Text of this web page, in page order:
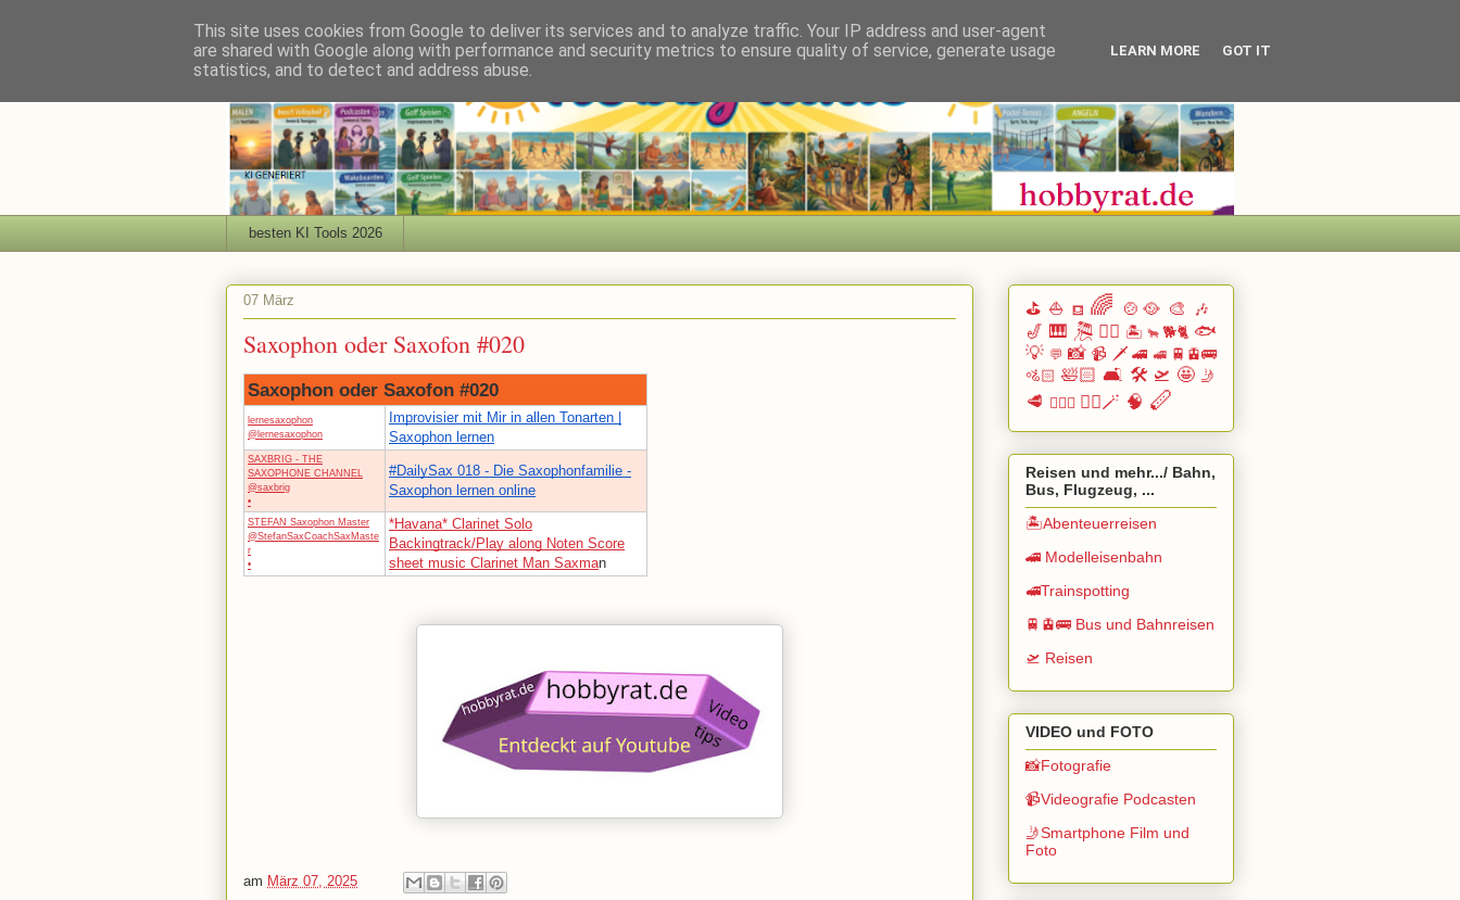
besten KI Tools 2026
07 März
Saxophon oder Saxofon #020
Saxophon oder Saxofon #020
lernesaxophon
@lernesaxophon
Improvisier mit Mir in allen Tonarten |
Saxophon lernen
SAXBRIG - THE
SAXOPHONE CHANNEL
@saxbrig
•
#DailySax 018 - Die Saxophonfamilie -
Saxophon lernen online
STEFAN Saxophon Master
@StefanSaxCoachSaxMaste
r
•
*Havana* Clarinet Solo
Backingtrack/Play along Noten Score
sheet music Clarinet Man Saxman
am März 07, 2025
⛳ ⛵ ⛾ 🌈 🍲🥘 🎨 🎶
🎷 🎹 🎘 🏄🏽 🏝️ 🐂 🐕🐈 🐟
💡 💬 📸 📹 🗡️ 🚄 🚅 🚆🚊🚌
🚵🏻 🛀🏻 🛋️ 🛠️ 🛫 🤩 🤳
🥩 🧗🏻‍♀️ 🧙‍♂️🪄 🧠 🪈
Reisen und mehr.../ Bahn,
Bus, Flugzeug, ...
🏝️Abenteuerreisen
🚄 Modelleisenbahn
🚅Trainspotting
🚆🚊🚌 Bus und Bahnreisen
🛫 Reisen
VIDEO und FOTO
📸Fotografie
📹Videografie Podcasten
🤳Smartphone Film und
Foto
This site uses cookies from Google to deliver its services and to analyze traffic. Your IP address and user-agent
are shared with Google along with performance and security metrics to ensure quality of service, generate usage
statistics, and to detect and address abuse.
LEARN MORE GOT IT